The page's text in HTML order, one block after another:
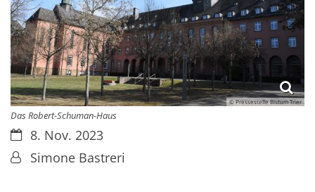
© Pressestelle Bistum Trier
Das Robert-Schuman-Haus
Datum:8. Nov. 2023
Von:Simone Bastreri